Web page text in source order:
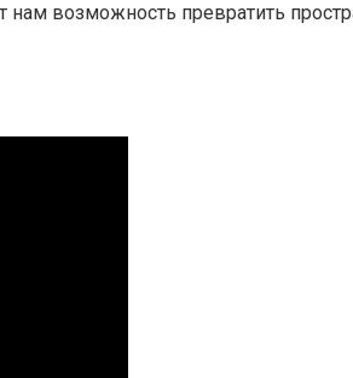
возможность превратить